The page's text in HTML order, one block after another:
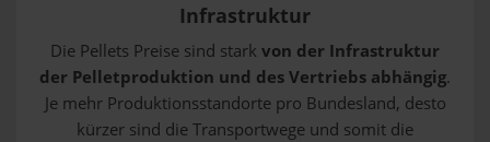
Infrastruktur
Die Pellets Preise sind stark von der Infrastruktur
der Pelletproduktion und des Vertriebs abhängig.
Je mehr Produktionsstandorte pro Bundesland, desto
kürzer sind die Transportwege und somit die